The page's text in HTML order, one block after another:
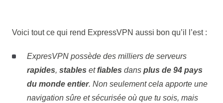
Voici tout ce qui rend ExpressVPN aussi bon qu’il l’est :
ExpresVPN possède des milliers de serveurs
rapides, stables etfiables dans plus de 94 pays
du monde entier. Non seulement cela apporte une
navigation sûre et sécurisée où que tu sois, mais